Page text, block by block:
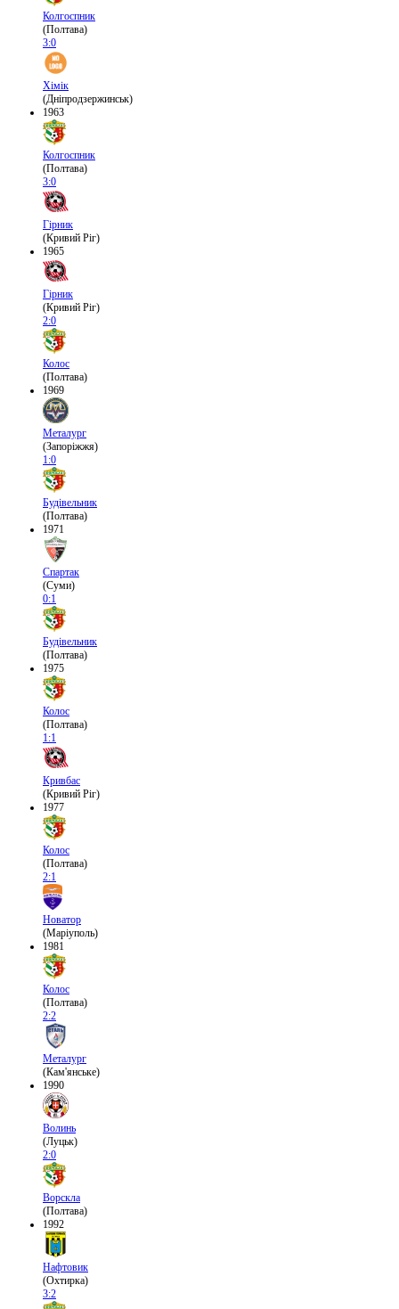
Колгоспник
(Полтава)
3:0
Хімік
(Дніпродзержинськ)
1963
Колгоспник
(Полтава)
3:0
Гірник
(Кривий Ріг)
1965
Гірник
(Кривий Ріг)
2:0
Колос
(Полтава)
1969
Металург
(Запоріжжя)
1:0
Будівельник
(Полтава)
1971
Спартак
(Суми)
0:1
Будівельник
(Полтава)
1975
Колос
(Полтава)
1:1
Кривбас
(Кривий Ріг)
1977
Колос
(Полтава)
2:1
Новатор
(Маріуполь)
1981
Колос
(Полтава)
2:2
Металург
(Кам'янське)
1990
Волинь
(Луцьк)
2:0
Ворскла
(Полтава)
1992
Нафтовик
(Охтирка)
3:2